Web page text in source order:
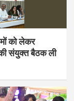
को लेकर
की संयुक्त बैठक ली